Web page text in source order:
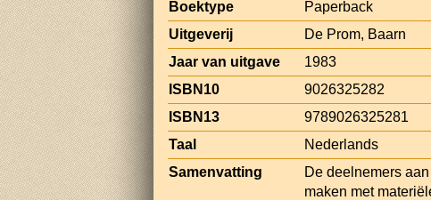
Boektype
Paperback
Uitgeverij
De Prom, Baarn
Jaar van uitgave
1983
ISBN10
9026325282
ISBN13
9789026325281
Taal
Nederlands
Samenvatting
De deelnemers
maken met